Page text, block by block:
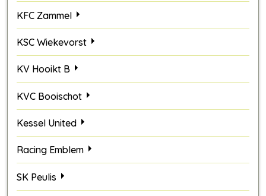
KFC Zammel
KSC Wiekevorst
KV Hooikt B
KVC Booischot
Kessel United
Racing Emblem
SK Peulis